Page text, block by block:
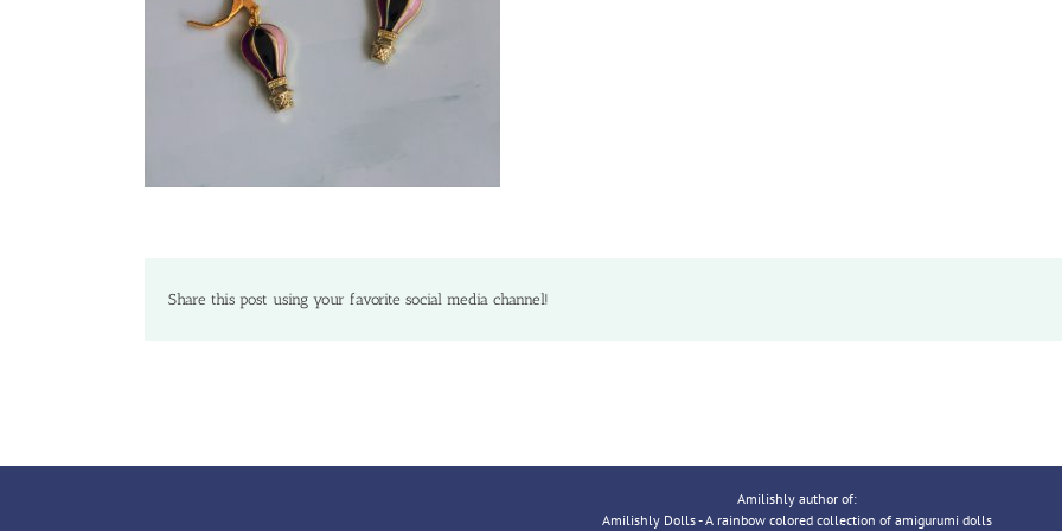
Share this post using your favorite social media channel!
Amilishly author of:
Amilishly Dolls - A rainbow colored collection of amigurumi dolls